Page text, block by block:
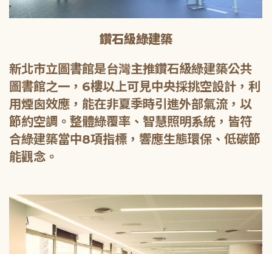
鑽石級綠建築
新北市立圖書館是台灣主推鑽石級綠建築公共
圖書館之一，6樓以上可見中央採挑空設計，利
用煙囪效應，能在非夏季時引進外部氣流，以
節約空調。整體綠覆率、智慧照明系統，皆符
合綠建築當中8項指標，響應生態環保、低碳節
能觀念。